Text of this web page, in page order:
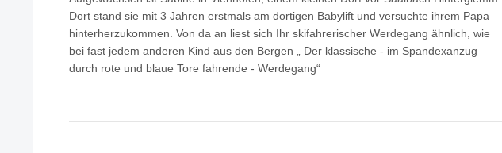
Dort stand sie mit 3 Jahren erstmals am dortigen Babylift und versuchte ihrem Papa
hinterherzukommen. Von da an liest sich Ihr skifahrerischer Werdegang ähnlich, wie
bei fast jedem anderen Kind aus den Bergen „ Der klassische - im Spandexanzug
durch rote und blaue Tore fahrende - Werdegang“